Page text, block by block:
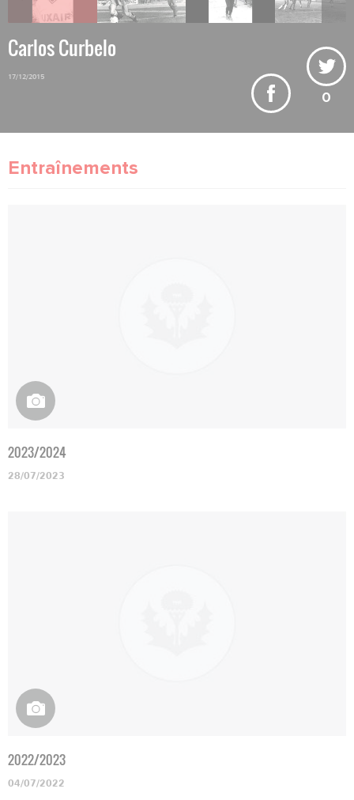
Carlos Curbelo
17/12/2015
0
Entraînements
2023/2024
28/07/2023
2022/2023
04/07/2022